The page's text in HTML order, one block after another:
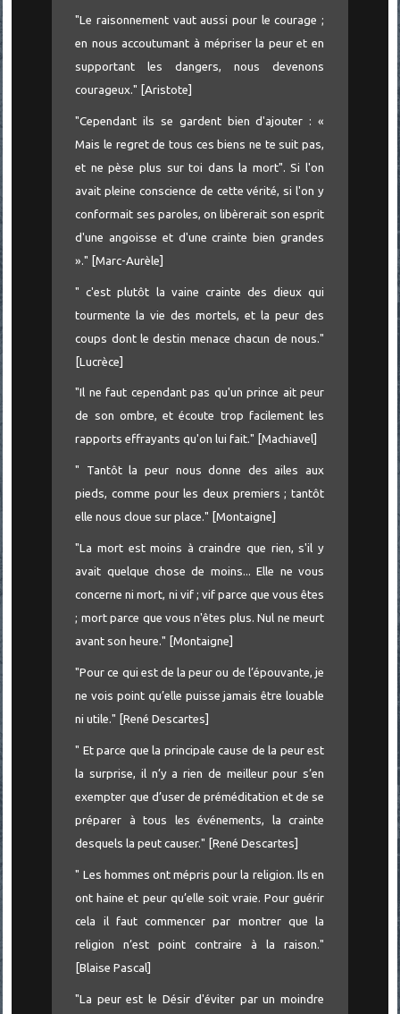
"Le raisonnement vaut aussi pour le courage ;
en nous accoutumant à mépriser la peur et en
supportant les dangers, nous devenons
courageux." [Aristote]
"Cependant ils se gardent bien d'ajouter : «
Mais le regret de tous ces biens ne te suit pas,
et ne pèse plus sur toi dans la mort". Si l'on
avait pleine conscience de cette vérité, si l'on y
conformait ses paroles, on libèrerait son esprit
d'une angoisse et d'une crainte bien grandes
»." [Marc-Aurèle]
" c'est plutôt la vaine crainte des dieux qui
tourmente la vie des mortels, et la peur des
coups dont le destin menace chacun de nous."
[Lucrèce]
"Il ne faut cependant pas qu'un prince ait peur
de son ombre, et écoute trop facilement les
rapports effrayants qu'on lui fait." [Machiavel]
" Tantôt la peur nous donne des ailes aux
pieds, comme pour les deux premiers ; tantôt
elle nous cloue sur place." [Montaigne]
"La mort est moins à craindre que rien, s'il y
avait quelque chose de moins... Elle ne vous
concerne ni mort, ni vif ; vif parce que vous êtes
; mort parce que vous n'êtes plus. Nul ne meurt
avant son heure." [Montaigne]
"Pour ce qui est de la peur ou de l’épouvante, je
ne vois point qu’elle puisse jamais être louable
ni utile." [René Descartes]
" Et parce que la principale cause de la peur est
la surprise, il n’y a rien de meilleur pour s’en
exempter que d’user de préméditation et de se
préparer à tous les événements, la crainte
desquels la peut causer." [René Descartes]
" Les hommes ont mépris pour la religion. Ils en
ont haine et peur qu’elle soit vraie. Pour guérir
cela il faut commencer par montrer que la
religion n’est point contraire à la raison."
[Blaise Pascal]
"La peur est le Désir d'éviter par un moindre